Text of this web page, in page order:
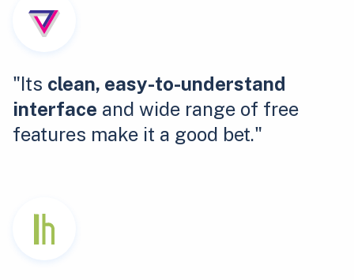
"Its clean, easy-to-understand
interface and wide range of free
features make it a good bet."